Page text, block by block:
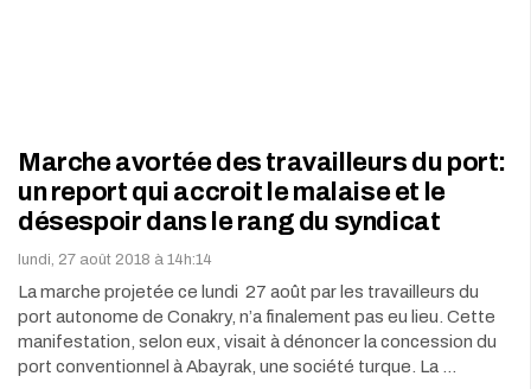
Marche avortée des travailleurs du port:
un report qui accroit le malaise et le
désespoir dans le rang du syndicat
lundi, 27 août 2018 à 14h:14
La marche projetée ce lundi 27 août par les travailleurs du
port autonome de Conakry, n’a finalement pas eu lieu. Cette
manifestation, selon eux, visait à dénoncer la concession du
port conventionnel à Abayrak, une société turque. La …